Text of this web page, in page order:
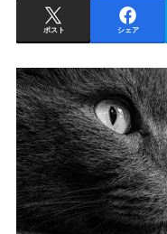
ポスト シェア